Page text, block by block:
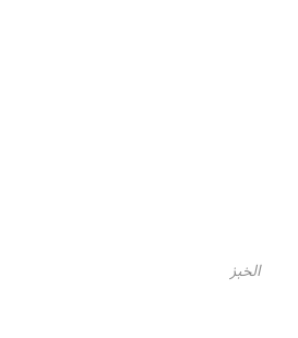
الخبز